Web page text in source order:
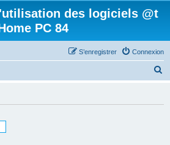
des logiciels @t
PC 84
Connexion
S’enregistrer